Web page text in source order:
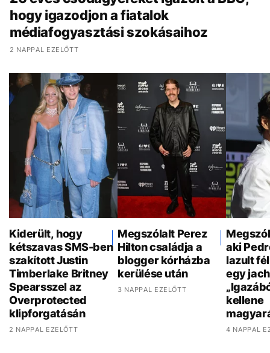
hogy igazodjon a fiatalok
médiafogyasztási szokásaihoz
2 NAPPAL EZELŐTT
Kiderült, hogy
kétszavas SMS-ben
szakított Justin
Timberlake Britney
Spearsszel az
Overprotected
klipforgatásán
2 NAPPAL EZELŐTT
Megszólalt Perez
Hilton családja a
blogger kórházba
kerülése után
3 NAPPAL EZELŐTT
aki
lazult
egy
kellene
4 NAPPAL